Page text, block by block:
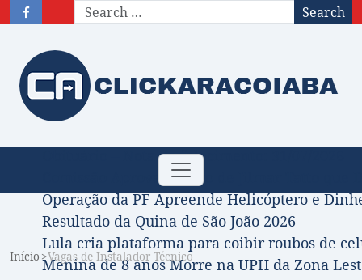
Search
Toggle
navigation
Obituário – Nota de falecimento: 31/07/2026
Comissão Aprova Projeto de Jilmar Tatto
Operação da PF Apreende Helicóptero e
Resultado da Quina de São João 2026
Lula cria plataforma para coibir roubos de
Menina de 8 anos Morre na UPH da Zona
Início Vagas de Instalador Técnico